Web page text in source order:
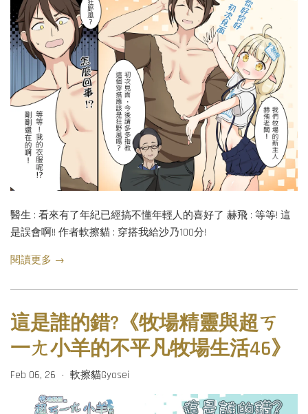
醫生 : 看來有了年紀已經搞不懂年輕人的喜好了 赫飛 : 等等! 這
是誤會啊!! 作者軟擦貓 : 穿搭我給沙乃100分!
閱讀更多 →
這是誰的錯?《牧場精靈與超ㄎ
一ㄤ小羊的不平凡牧場生活46》
Feb 06, 26 • 軟擦貓Gyosei